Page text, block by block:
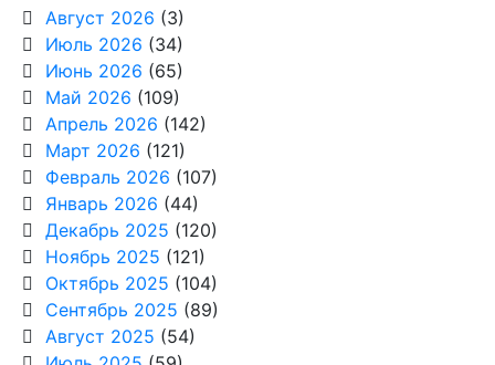
Август 2026 (3)
Июль 2026 (34)
Июнь 2026 (65)
Май 2026 (109)
Апрель 2026 (142)
Март 2026 (121)
Февраль 2026 (107)
Январь 2026 (44)
Декабрь 2025 (120)
Ноябрь 2025 (121)
Октябрь 2025 (104)
Сентябрь 2025 (89)
Август 2025 (54)